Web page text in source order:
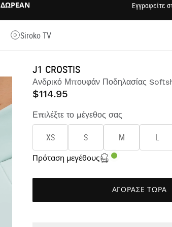
ΔΩΡΕΑΝ Εγγραφείτε
Siroko TV
J1 CROSTIS
Ανδρικό Μπουφάν Ποδηλασίας
$114.95
Επιλέξτε το μέγεθος σας
XS S M L
Πρόταση μεγέθους
ΑΓΟΡΑΣΕ ΤΩΡΑ